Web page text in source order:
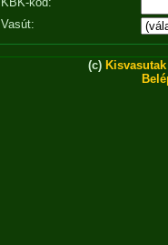
Vasút:
(c)